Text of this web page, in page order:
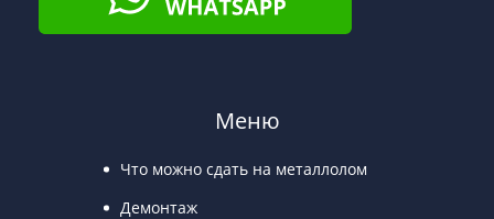
Меню
Что можно сдать на металлолом
Демонтаж